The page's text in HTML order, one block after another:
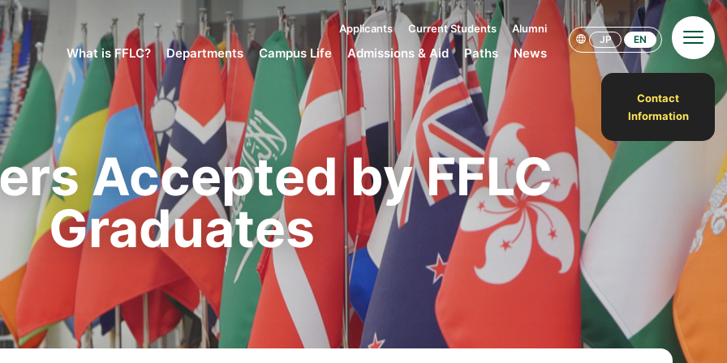
Applicants Current Students Alumni
What is FFLC? Departments Campus Life Admissions & Aid Paths News
Contact
Information
JP EN
Accepted by FFLC
Graduates